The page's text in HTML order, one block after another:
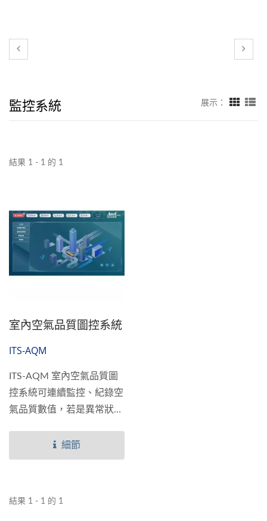
監控系統 展示：
結果 1 - 1 的 1
室內空氣品質圖控系統
ITS-AQM
ITS-AQM 室內空氣品質圖
控系統可連續監控、紀錄空
氣品質數值，若是異常狀況
還可設定以e-mail、Line等
文字訊息通知，另也有紀錄
細節
結果 1 - 1 的 1